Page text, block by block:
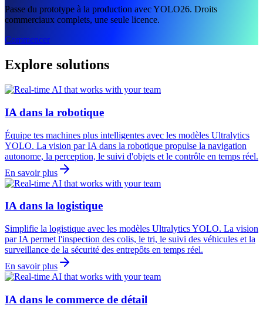
Passe du prototype à la production avec YOLO26. Droits
commerciaux complets, une seule licence.
Commencer
Explore solutions
IA dans la robotique
Équipe tes machines plus intelligentes avec les modèles Ultralytics
YOLO. La vision par IA dans la robotique propulse la navigation
autonome, la perception, le suivi d'objets et le contrôle en temps réel.
En savoir plus
IA dans la logistique
Simplifie la logistique avec les modèles Ultralytics YOLO. La vision
par IA permet l'inspection des colis, le tri, le suivi des véhicules et la
surveillance de la sécurité des entrepôts en temps réel.
En savoir plus
IA dans le commerce de détail